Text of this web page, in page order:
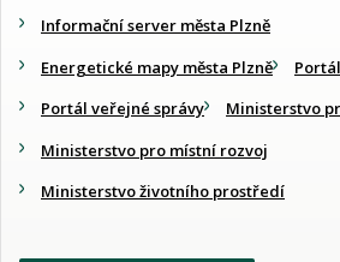
Informační server města Plzně
Energetické mapy města Plzně
Portál veřejné správy
Ministerstvo
Ministerstvo pro místní rozvoj
Ministerstvo životního prostředí